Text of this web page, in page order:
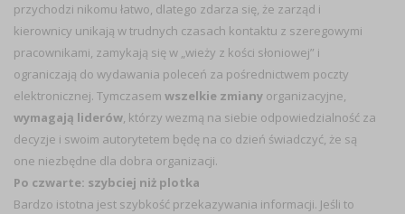
przychodzi nikomu łatwo, dlatego zdarza się, że zarząd i
kierownicy unikają w trudnych czasach kontaktu z szeregowymi
pracownikami, zamykają się w „wieży z kości słoniowej” i
ograniczają do wydawania poleceń za pośrednictwem poczty
elektronicznej. Tymczasem wszelkie zmiany organizacyjne,
wymagają liderów, którzy wezmą na siebie odpowiedzialność za
decyzje i swoim autorytetem będę na co dzień świadczyć, że są
one niezbędne dla dobra organizacji.
Po czwarte: szybciej niż plotka
Bardzo istotna jest szybkość przekazywania informacji. Jeśli to